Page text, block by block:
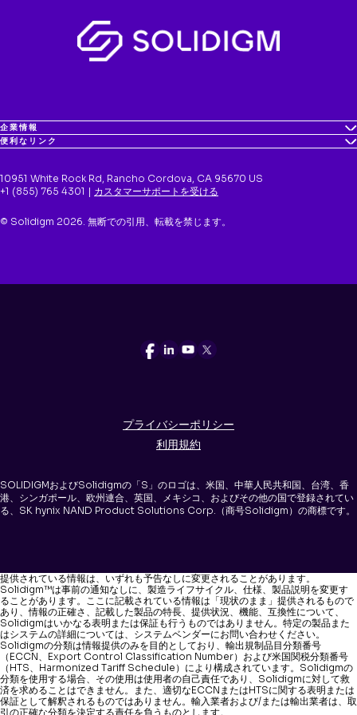
企業情報
便利なリンク
10951 White Rock Rd, Rancho Cordova, CA 95670 US
+1 (855) 765 4301 | カスタマーサポートを受ける
© Solidigm 2026. 無断での引用、転載を禁じます。
プライバシーポリシー
利用規約
SOLIDIGMおよびSolidigmの「S」のロゴは、米国、中華人民共和国、台湾、香
港、シンガポール、欧州連合、英国、メキシコ、およびその他の国で登録されてい
る、SK hynix NAND Product Solutions Corp.（商号Solidigm）の商標です。
提供されている情報は、いずれも予告なしに変更されることがあります。
Solidigm™は事前の通知なしに、製造ライフサイクル、仕様、製品説明を変更す
ることがあります。ここに記載されている情報は「現状のまま」提供されるもので
あり、情報の正確さ、記載した製品の特長、提供状況、機能、互換性について、
Solidigmはいかなる表明または保証も行うものではありません。特定の製品また
はシステムの詳細については、システムベンダーにお問い合わせください。
Solidigmの分類は情報提供のみを目的としており、輸出規制品目分類番号
（ECCN、Export Control Classification Number）および米国関税分類番号
（HTS、Harmonized Tariff Schedule）により構成されています。Solidigmの
分類を使用する場合、その使用は使用者の自己責任であり、Solidigmに対して救
済を求めることはできません。また、適切なECCNまたはHTSに関する表明または
保証として解釈されるものではありません。輸入業者および/または輸出業者は、取
引の正確な分類を決定する責任を負うものとします。